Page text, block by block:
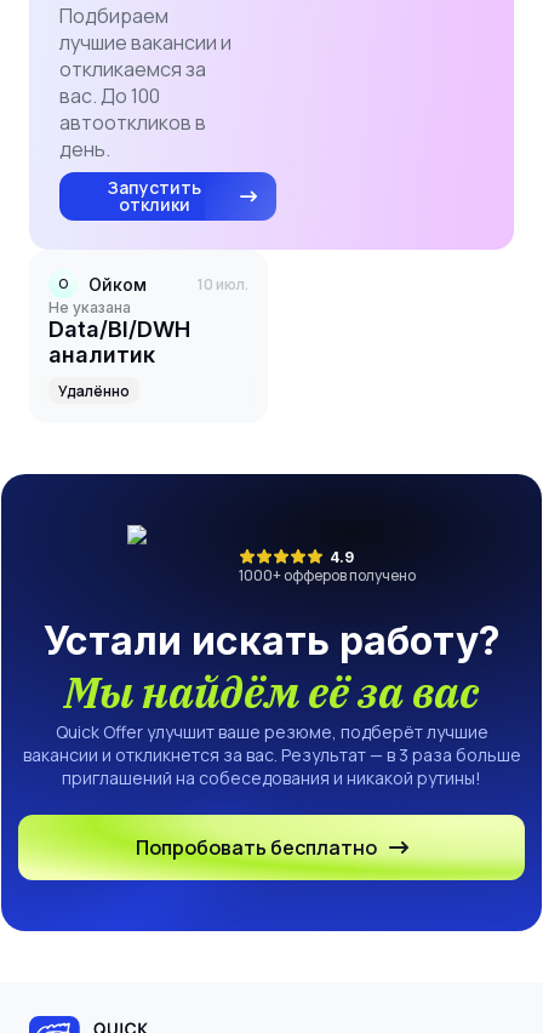
Подбираем
лучшие вакансии и
откликаемся за
вас. До 100
автооткликов в
день.
Запустить
отклики
О Ойком 10 июл.
Не указана
Data/BI/DWH
аналитик
Удалённо
4.9
1000+ офферов получено
Устали искать работу?
Мы найдём её за вас
Quick Offer улучшит ваше резюме, подберёт лучшие
вакансии и откликнется за вас. Результат — в 3 раза больше
приглашений на собеседования и никакой рутины!
Попробовать бесплатно